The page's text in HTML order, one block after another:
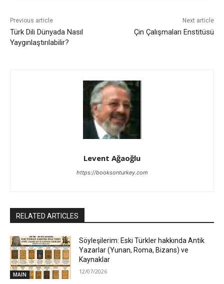
Previous article
Türk Dili Dünyada Nasıl
Yaygınlaştırılabilir?
Next article
Çin Çalışmaları Enstitüsü
Levent Ağaoğlu
https://booksonturkey.com
RELATED ARTICLES
MAIN
Söyleşilerim: Eski Türkler hakkında Antik
Yazarlar (Yunan, Roma, Bizans) ve
Kaynaklar
12/07/2026